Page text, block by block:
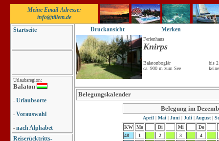
Meine Email-Adresse:
info@tillem.de
Startseite
Urlaubsregion:
Balaton
- Urlaubsorte
- Vorauswahl
-nach Alphabet
Reiserücktritts-
Druckansicht Merken
Ferienhaus
Knirps
Balatonboglár
ca. 900 m zum See
bis 2
Belegungskalender
Belegung im
April| Mai| Juni| Juli| August|
KW
Mo Di Mi
Do
48
1 2 3
4